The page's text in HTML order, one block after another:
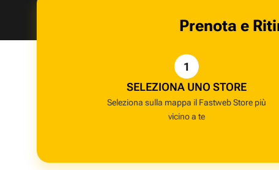
Prenota e
1
SELEZIONA UNO STORE
Seleziona sulla mappa il Fastweb Store più
vicino a te